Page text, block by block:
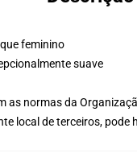
feminino
suave
as normas da
local de terceiros,